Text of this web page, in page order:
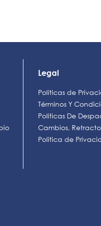
Legal
Políticas de
Términos Y
Políticas De
Cambios,
Política de